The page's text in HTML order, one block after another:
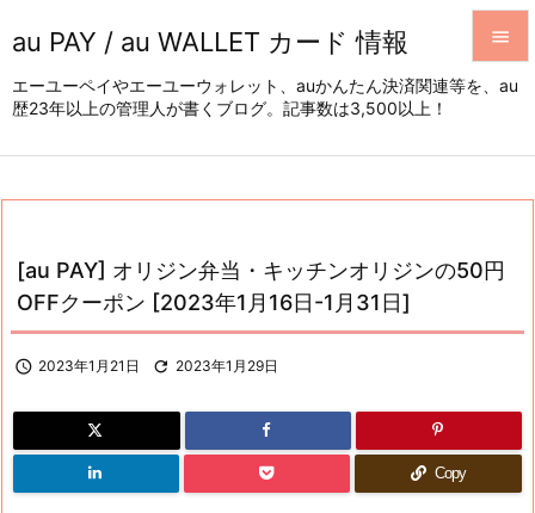
au PAY / au WALLET カード 情報
エーユーペイやエーユーウォレット、auかんたん決済関連等を、au
歴23年以上の管理人が書くブログ。記事数は3,500以上！





[au PAY] オリジン弁当・キッチンオリジンの50円
OFFクーポン [2023年1月16日-1月31日]
 2023年1月21日  2023年1月29日
Copy